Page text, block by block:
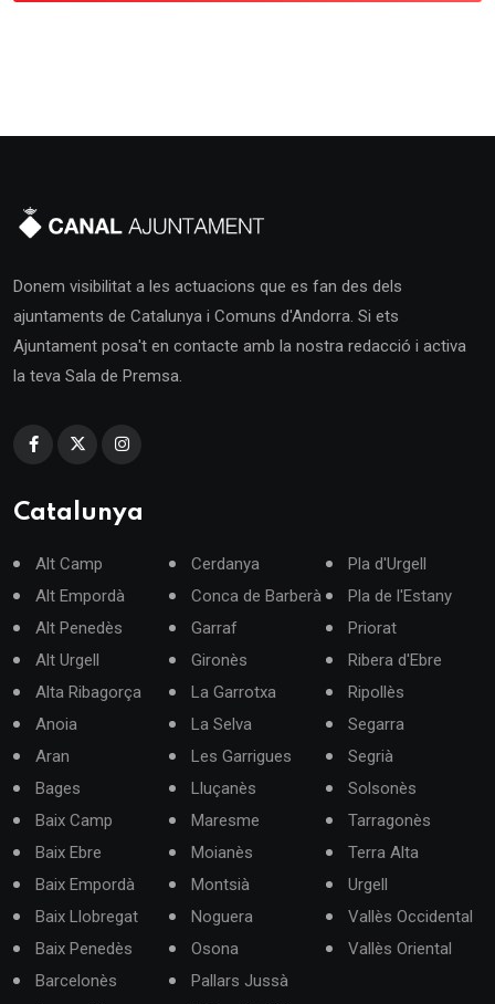
Donem visibilitat a les actuacions que es fan des dels
ajuntaments de Catalunya i Comuns d'Andorra. Si ets
Ajuntament posa't en contacte amb la nostra redacció i activa
la teva Sala de Premsa.
Catalunya
Alt Camp
Alt Empordà
Alt Penedès
Alt Urgell
Alta Ribagorça
Anoia
Aran
Bages
Baix Camp
Baix Ebre
Baix Empordà
Baix Llobregat
Baix Penedès
Barcelonès
Cerdanya
Conca de Barberà
Garraf
Gironès
La Garrotxa
La Selva
Les Garrigues
Lluçanès
Maresme
Moianès
Montsià
Noguera
Osona
Pallars Jussà
Pla d'Urgell
Pla de l'Estany
Priorat
Ribera d'Ebre
Ripollès
Segarra
Segrià
Solsonès
Tarragonès
Terra Alta
Urgell
Vallès Occidental
Vallès Oriental